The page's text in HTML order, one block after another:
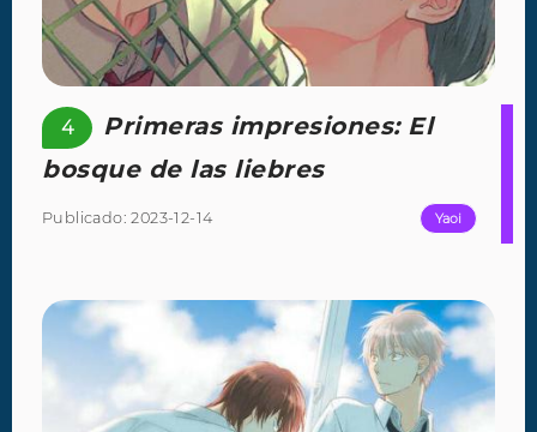
4
Primeras impresiones: El
bosque de las liebres
Publicado: 2023-12-14 Yaoi